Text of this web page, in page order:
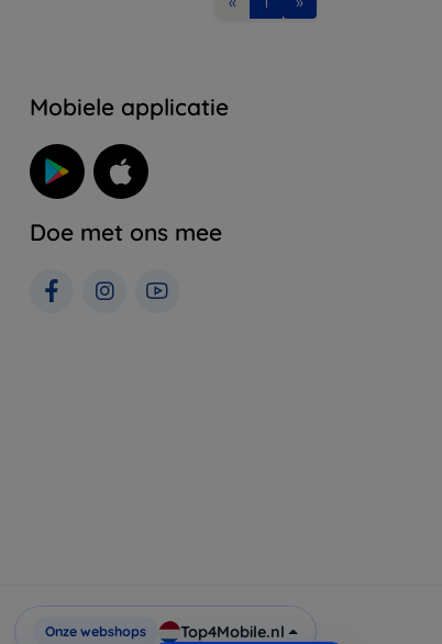
Mobiele applicatie
Doe met ons mee
Onze webshops Top4Mobile.nl